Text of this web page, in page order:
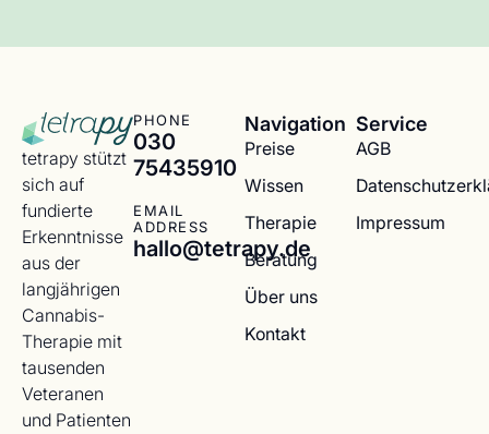
tetrapy stützt
sich auf
fundierte
Erkenntnisse
aus der
langjährigen
Cannabis-
Therapie mit
tausenden
Veteranen
und Patienten
PHONE
030
75435910
EMAIL
ADDRESS
hallo@tetrapy.de
Navigation
Preise
Wissen
Therapie
Beratung
Über uns
Kontakt
Service
AGB
Impressum